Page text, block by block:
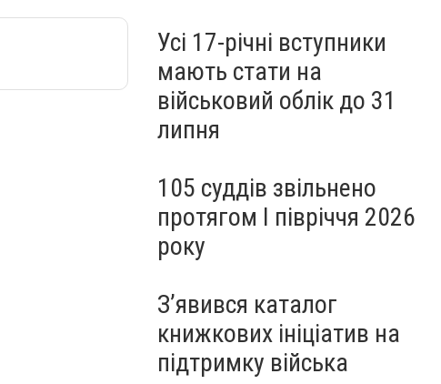
Усі 17-річні вступники
мають стати на
військовий облік до 31
липня
105 суддів звільнено
протягом I півріччя 2026
року
З’явився каталог
книжкових ініціатив на
підтримку війська